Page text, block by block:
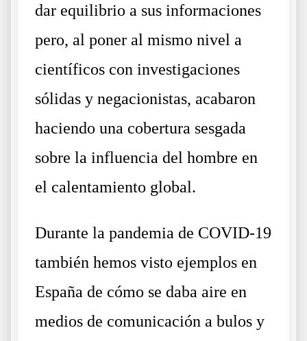
dar equilibrio a sus informaciones
pero, al poner al mismo nivel a
científicos con investigaciones
sólidas y negacionistas, acabaron
haciendo una cobertura sesgada
sobre la influencia del hombre en
el calentamiento global.
Durante la pandemia de COVID-19
también hemos visto ejemplos en
España de cómo se daba aire en
medios de comunicación a bulos y